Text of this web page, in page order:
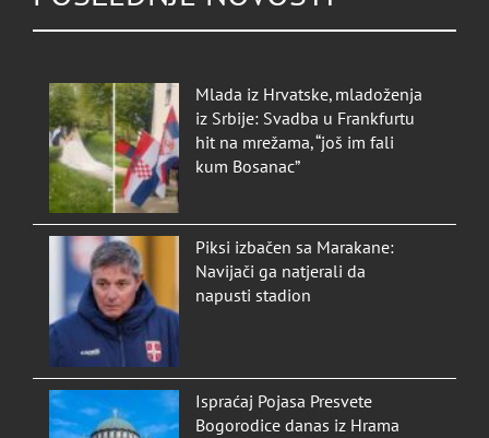
Mlada iz Hrvatske, mladoženja
iz Srbije: Svadba u Frankfurtu
hit na mrežama, “još im fali
kum Bosanac”
Piksi izbačen sa Marakane:
Navijači ga natjerali da
napusti stadion
Ispraćaj Pojasa Presvete
Bogorodice danas iz Hrama